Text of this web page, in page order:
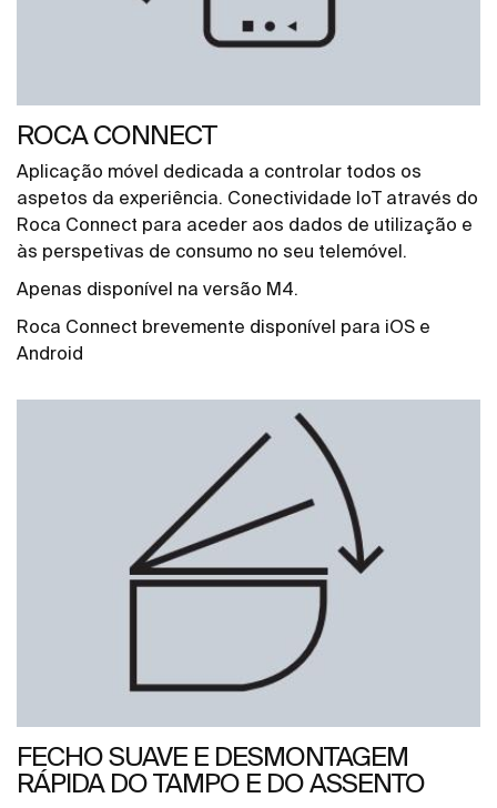
ROCA CONNECT
Aplicação móvel dedicada a controlar todos os
aspetos da experiência. Conectividade IoT através do
Roca Connect para aceder aos dados de utilização e
às perspetivas de consumo no seu telemóvel.
Apenas disponível na versão M4.
Roca Connect brevemente disponível para iOS e
Android
FECHO SUAVE E DESMONTAGEM
RÁPIDA DO TAMPO E DO ASSENTO